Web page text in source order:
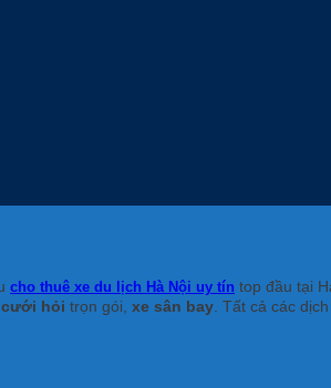
cho thuê xe du lịch Hà Nội uy tín top đầu tại
hỏi trọn gói, xe sân bay . Tất cả các